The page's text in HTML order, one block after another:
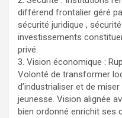
différend frontalier géré
sécurité juridique ,
investissements
privé.
3. Vision économique :
Volonté de transformer
d’industrialiser et de
jeunesse. Vision alignée
bien ordonné enrichit ses